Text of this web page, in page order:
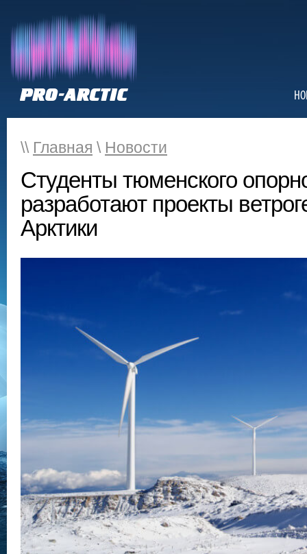
\\ Главная \ Новости
Студенты тюменского
разработают проекты
Арктики